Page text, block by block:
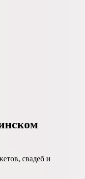
свадеб и